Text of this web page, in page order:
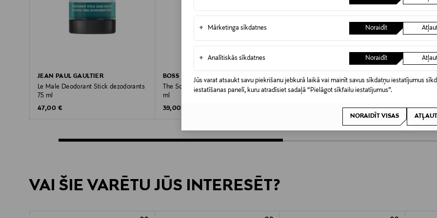
+ Mārketinga sīkdatnes Noraidīt
+ Analītiskās sīkdatnes Noraidīt
Jūs varat atsaukt savu piekrišanu jebkurā laikā vai mainīt savus sīkdatņu iestatījumus
iestatīšanas panelī, kuru atradīsiet sadaļā “Pielāgot sīkfailu iestatījumus”.
NORAIDĪT VISAS
JEAN PAUL GAULTIER
Le Male Deodorant Stick dezodorants
75 ml
Original Price
47,00 €
BOSS
The Scent Deo Spray dezodorants 150
ml
Original Price
39,00 €
BOSS
MAN Deodorant Stick dezodorants 75
NIVEA
Deep
Original
4,90 €
VAI ŠIE VARĒTU JŪS INTERESĒT?